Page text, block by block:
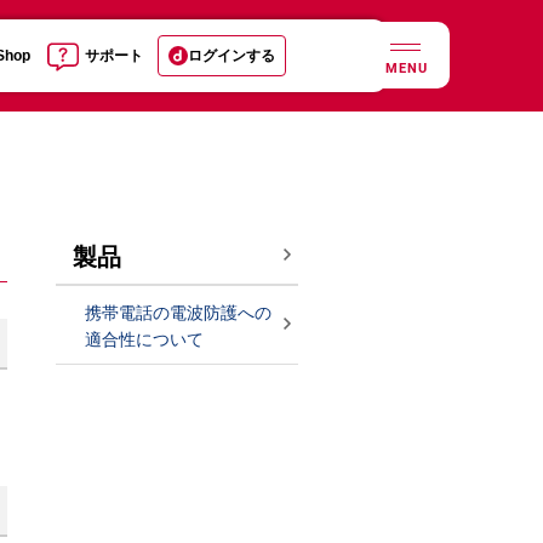
サポート ログインする
MENU
製品
携帯電話の電波防護への
適合性について